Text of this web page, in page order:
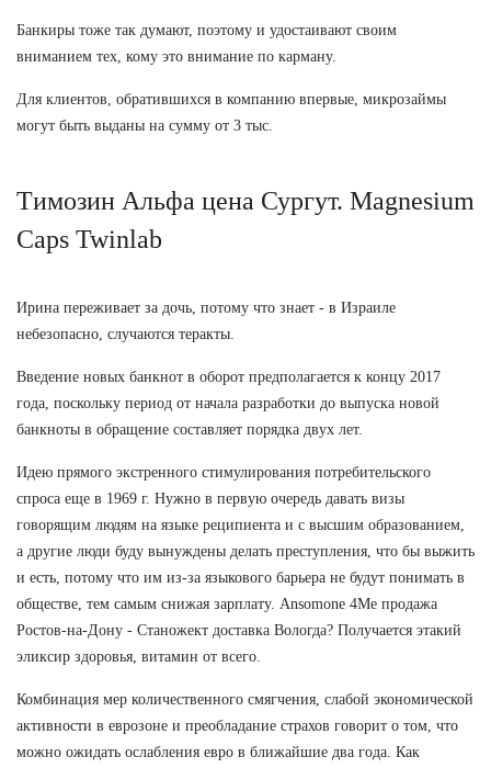
Банкиры тоже так думают, поэтому и удостаивают своим
вниманием тех, кому это внимание по карману.
Для клиентов, обратившихся в компанию впервые, микрозаймы
могут быть выданы на сумму от 3 тыс.
Tимозин Альфа цена Сургут. Magnesium
Caps Twinlab
Ирина переживает за дочь, потому что знает - в Израиле
небезопасно, случаются теракты.
Введение новых банкнот в оборот предполагается к концу 2017
года, поскольку период от начала разработки до выпуска новой
банкноты в обращение составляет порядка двух лет.
Идею прямого экстренного стимулирования потребительского
спроса еще в 1969 г. Нужно в первую очередь давать визы
говорящим людям на языке реципиента и с высшим образованием,
а другие люди буду вынуждены делать преступления, что бы выжить
и есть, потому что им из-за языкового барьера не будут понимать в
обществе, тем самым снижая зарплату. Ansomone 4Me продажа
Ростов-на-Дону - Станожект доставка Вологда? Получается этакий
эликсир здоровья, витамин от всего.
Комбинация мер количественного смягчения, слабой экономической
активности в еврозоне и преобладание страхов говорит о том, что
можно ожидать ослабления евро в ближайшие два года. Как